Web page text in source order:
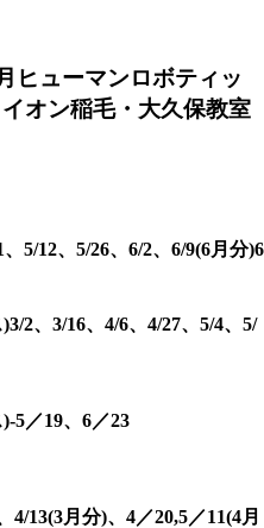
ヒューマンロボティッ
オン稲毛・大久保教室
5/12、5/26、6/2、6/9(6月分)6
2、3/16、4/6、4/27、5/4、5/
5／19、6／23
13(3月分)、4／20,5／11(4月